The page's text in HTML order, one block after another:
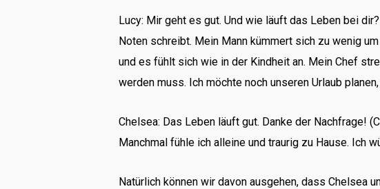
Lucy: Mir geht es gut. Und wie läuft das Leben bei
Noten schreibt. Mein Mann kümmert sich zu wenig
und es fühlt sich wie in der Kindheit an. Mein Chef
werden muss. Ich möchte noch unseren Urlaub
Chelsea: Das Leben läuft gut. Danke der Nachfrage!
Manchmal fühle ich alleine und traurig zu Hause. Ich
Natürlich können wir davon ausgehen, dass Chelsea